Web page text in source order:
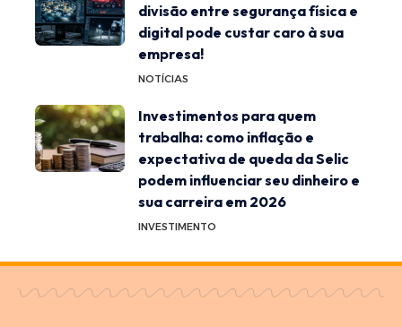
divisão entre segurança física e
digital pode custar caro à sua
empresa!
NOTÍCIAS
Investimentos para quem
trabalha: como inflação e
expectativa de queda da Selic
podem influenciar seu dinheiro e
sua carreira em 2026
INVESTIMENTO